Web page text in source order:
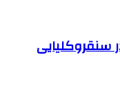
سنقروکلیایی